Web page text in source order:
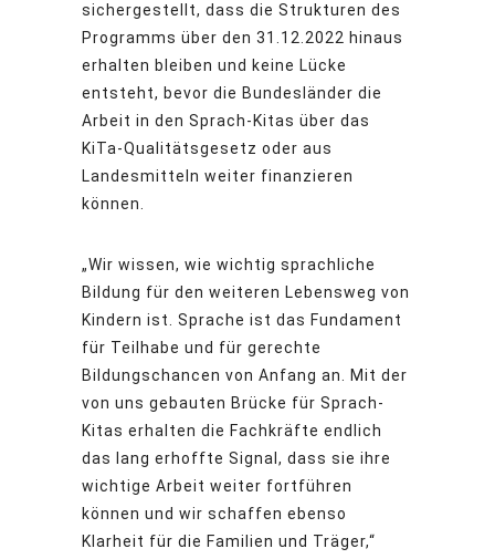
sichergestellt, dass die Strukturen des
Programms über den 31.12.2022 hinaus
erhalten bleiben und keine Lücke
entsteht, bevor die Bundesländer die
Arbeit in den Sprach-Kitas über das
KiTa-Qualitätsgesetz oder aus
Landesmitteln weiter finanzieren
können.
„Wir wissen, wie wichtig sprachliche
Bildung für den weiteren Lebensweg von
Kindern ist. Sprache ist das Fundament
für Teilhabe und für gerechte
Bildungschancen von Anfang an. Mit der
von uns gebauten Brücke für Sprach-
Kitas erhalten die Fachkräfte endlich
das lang erhoffte Signal, dass sie ihre
wichtige Arbeit weiter fortführen
können und wir schaffen ebenso
Klarheit für die Familien und Träger,“